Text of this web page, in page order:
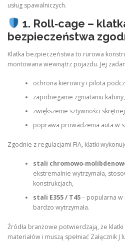
usług spawalniczych.
1. Roll‑cage –
bezpieczeństwa
Klatka bezpieczeństwa to rurowa
montowana wewnątrz pojazdu. Jej
ochrona kierowcy i pilota
zapobieganie zgniataniu kabiny,
zwiększenie sztywności
poprawa prowadzenia auta w
Zgodnie z regulacjami FIA, klatki
stali
ekstremalnie wytrzymała,
konstrukcjach,
stali E355 / T45– popularna w
bardzo wytrzymała.
Źródła branżowe potwierdzają, że klatki
materiałów i muszą spełniać Załącznik J